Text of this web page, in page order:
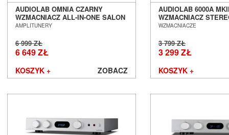
Kiseki
Klipsch
Kondo
LAB12
Leak
Leema
LG
Lyngdorf
Magnat
AUDIOLAB OMNIA CZARNY
WZMACNIACZ ALL-IN-ONE SALON
POZNAŃ WROCŁAW
AMPLITUNERY
6 999 ZŁ
6 649 ZŁ
KOSZYK + ZOBACZ
AUDIOLAB 6000A
WZMACNIACZ
SALON POZNAŃ
WZMACNIACZE
3 799 ZŁ
3 299 ZŁ
KOSZYK +